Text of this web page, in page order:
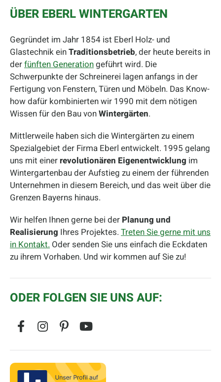
ÜBER EBERL WINTERGARTEN
Gegründet im Jahr 1854 ist Eberl Holz- und
Glastechnik einTraditionsbetrieb, der heute bereits in
derfünften Generationgeführt wird. Die
Schwerpunkte der Schreinerei lagen anfangs in der
Fertigung von Fenstern, Türen und Möbeln. Das Know-
how dafür kombinierten wir 1990 mit dem nötigen
Wissen für den Bau vonWintergärten.
Mittlerweile haben sich die Wintergärten zu einem
Spezialgebiet der Firma Eberl entwickelt. 1995 gelang
uns mit einer revolutionären Eigenentwicklung im
Wintergartenbau der Aufstieg zu einem der führenden
Unternehmen in diesem Bereich, und das weit über die
Grenzen Bayerns hinaus.
Wir helfen Ihnen gerne bei der Planung und
Realisierung Ihres Projektes. Treten Sie gerne mit uns
in Kontakt. Oder senden Sie uns einfach die Eckdaten
zu ihrem Vorhaben. Und wir kommen auf Sie zu!
ODER FOLGEN SIE UNS AUF: